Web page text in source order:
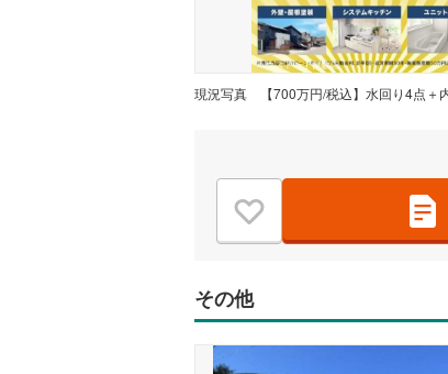
現況写真
その他